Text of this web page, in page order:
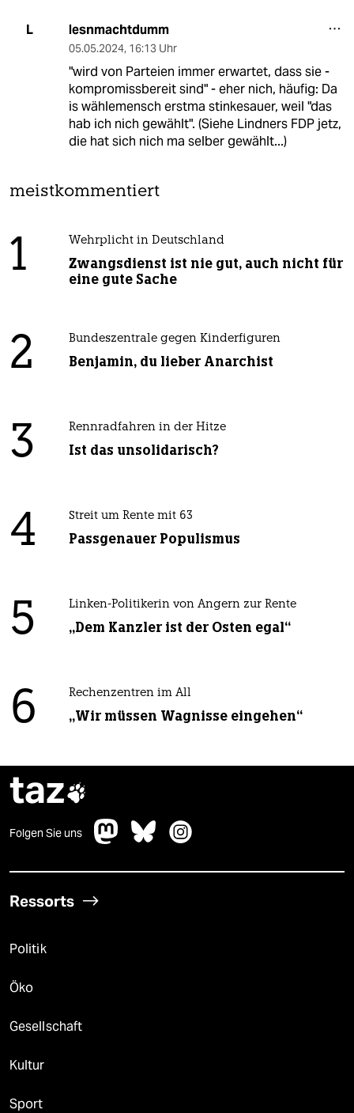
L lesnmachtdumm
05.05.2024, 16:13 Uhr
"wird von Parteien immer erwartet, dass sie ­
kompromissbereit sind" - eher nich, häufig: Da
is wählemensch erstma stinkesauer, weil "das
hab ich nich gewählt". (Siehe Lindners FDP jetz,
die hat sich nich ma selber gewählt...)
meistkommentiert
1 Wehrplicht in Deutschland
Zwangsdienst ist nie gut, auch nicht für
eine gute Sache
2 Bundeszentrale gegen Kinderfiguren
Benjamin, du lieber Anarchist
3 Rennradfahren in der Hitze
Ist das unsolidarisch?
4 Streit um Rente mit 63
Passgenauer Populismus
5 Linken-Politikerin von Angern zur Rente
„Dem Kanzler ist der Osten egal“
6 Rechenzentren im All
„Wir müssen Wagnisse eingehen“
taz
Folgen Sie uns
Ressorts
Politik
Öko
Gesellschaft
Kultur
Sport